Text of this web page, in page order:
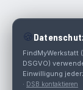
🍪
FindMyWerkstatt
DSGVO)
Einwilligung
· DSB kontaktieren